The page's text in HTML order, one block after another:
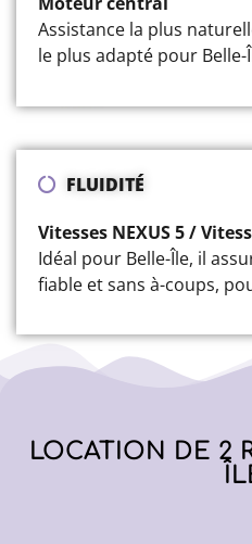
Assistance la plus
le plus adapté pour Belle-
FLUIDITÉ
Vitesses NEXUS 5 /
Idéal pour Belle-Île, il
fiable et sans à-coups,
LOCATION DE 2